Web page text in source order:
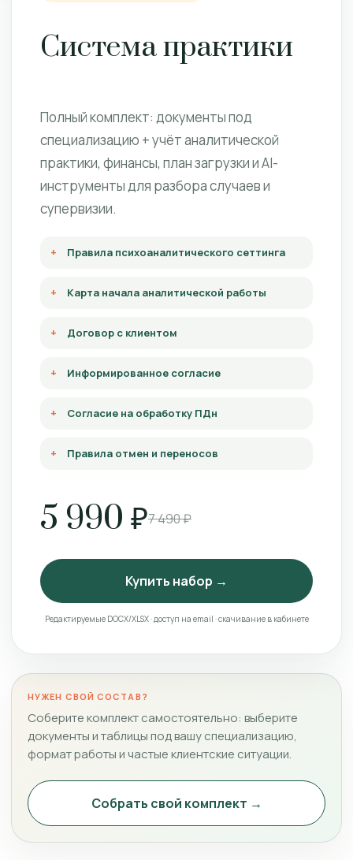
Система практики
Полный комплект: документы под
специализацию + учёт аналитической
практики, финансы, план загрузки и AI-
инструменты для разбора случаев и
супервизии.
Правила психоаналитического сеттинга
Карта начала аналитической работы
Договор с клиентом
Информированное согласие
Согласие на обработку ПДн
Правила отмен и переносов
5 990 ₽7 490 ₽
Купить набор →
Редактируемые DOCX/XLSX · доступ на email · скачивание в кабинете
НУЖЕН СВОЙ СОСТАВ?
Соберите комплект самостоятельно: выберите
документы и таблицы под вашу специализацию,
формат работы и частые клиентские ситуации.
Собрать свой комплект →